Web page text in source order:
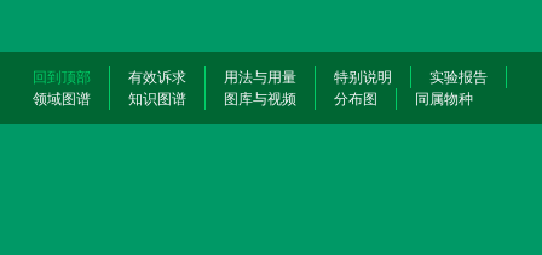
回到顶部 有效诉求 用法与用量 特别说明
实验报告
领域图谱
知识图谱 图库与视频 分布图 同属物种